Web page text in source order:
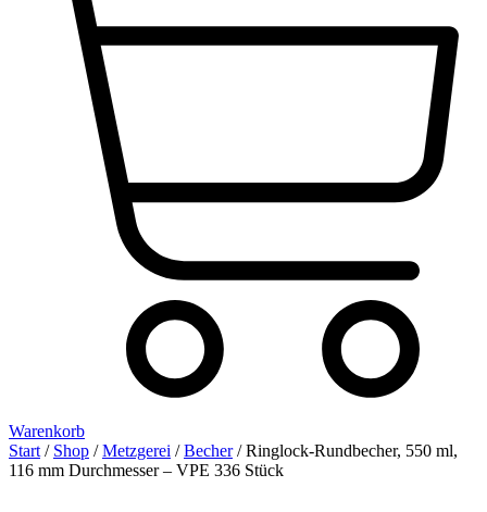
Warenkorb
Start / Shop /Metzgerei /Becher/ Ringlock-Rundbecher, 550 ml,
116 mm Durchmesser – VPE 336 Stück